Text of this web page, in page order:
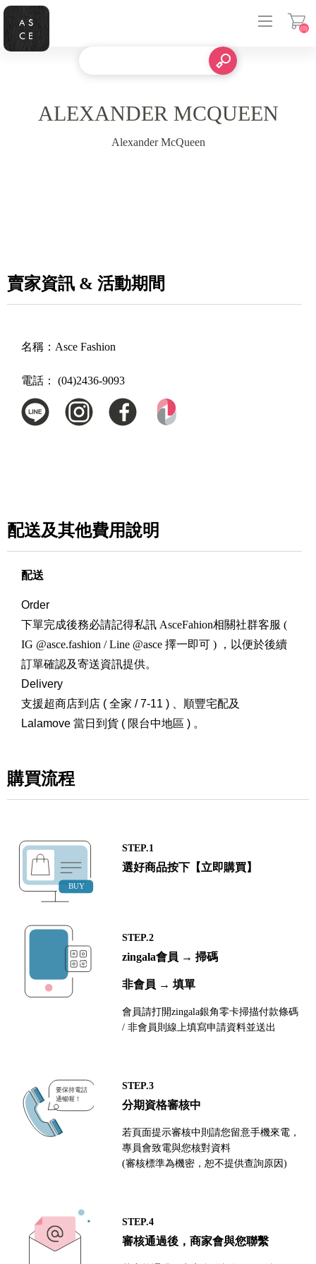
(0)
ALEXANDER MCQUEEN
Alexander McQueen
賣家資訊 & 活動期間
名稱： Asce Fashion
電話： (04)2436-9093
配送及其他費用說明
配送
Order
下單完成後務必請記得私訊 AsceFahion相關社群客服 (
IG @asce.fashion / Line @asce 擇一即可 ) ，以便於後續
訂單確認及寄送資訊提供。
Delivery
支援超商店到店 ( 全家 / 7-11 ) 、順豐宅配及
Lalamove 當日到貨 ( 限台中地區 ) 。
購買流程
STEP.1
選好商品按下【立即購買】
STEP.2
zingala會員 → 掃碼
非會員 → 填單
會員請打開zingala銀角零卡掃描付款條碼
/ 非會員則線上填寫申請資料並送出
STEP.3
分期資格審核中
若頁面提示審核中則請您留意手機來電，
專員會致電與您核對資料
(審核標準為機密，恕不提供查詢原因)
STEP.4
審核通過後，商家會與您聯繫